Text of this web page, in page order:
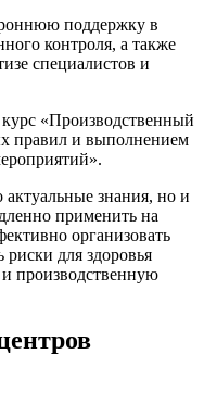
поддержку в
контроля, а также
специалистов и
«Производственный
правил и выполнением
актуальные знания, но и
применить на
организовать
для здоровья
производственную